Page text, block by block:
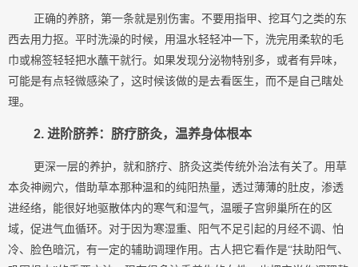
正确的养脐，第一条就是别伤害。不要用指甲、挖耳勺之类的东
西去用力抠。平时洗澡的时候，用温水轻轻冲一下，洗完用柔软的毛
巾或棉签轻轻把水蘸干就行。如果发现分泌物特别多，或者有异味，
可能是有点轻微感染了，这时候该做的是去看医生，而不是自己瞎处
理。
2. 进阶脐养：脐疗脐灸，温养身体根本
更深一层的养护，就和 脐疗、 脐灸这类传统外治法有关了。用草
本灸神阙穴，借助草本那种温和的纯阳热量，透过薄薄的肚皮，渗透
进经络，能很好地驱散体内的寒气和湿气，温暖子宫卵巢所在的区
域，促进气血循环。对于因为寒湿重、阳气不足引起的月经不调、怕
冷、脸色暗沉，有一定的辅助调理作用。古人把它看作是“扶助阳气、